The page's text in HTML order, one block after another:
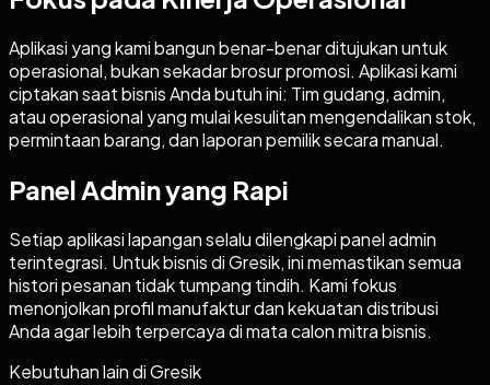
Aplikasi yang kami bangun benar-benar ditujukan untuk
operasional, bukan sekadar brosur promosi. Aplikasi kami
ciptakan saat bisnis Anda butuh ini: Tim gudang, admin,
atau operasional yang mulai kesulitan mengendalikan stok,
permintaan barang, dan laporan pemilik secara manual.
Panel Admin yang Rapi
Setiap aplikasi lapangan selalu dilengkapi panel admin
terintegrasi. Untuk bisnis di Gresik, ini memastikan semua
histori pesanan tidak tumpang tindih. Kami fokus
menonjolkan profil manufaktur dan kekuatan distribusi
Anda agar lebih terpercaya di mata calon mitra bisnis.
Kebutuhan lain diGresik